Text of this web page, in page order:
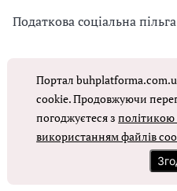
Податкова соціальна
Навігатор фінансовою
Портал
cookie. Продовжуючи
погоджуєтеся зполітикою
використанням файлів